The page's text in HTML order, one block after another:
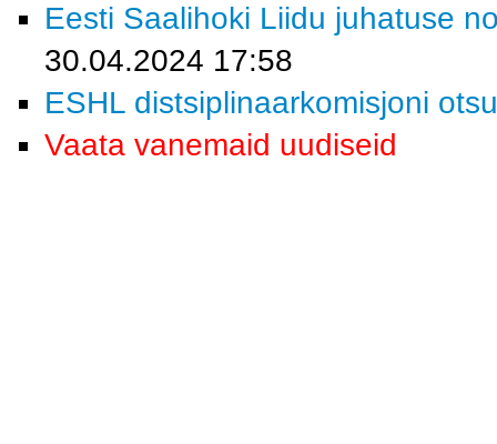
Eesti Saalihoki Liidu juhatuse
30.04.2024 17:58
ESHL distsiplinaarkomisjoni
Vaata vanemaid uudiseid